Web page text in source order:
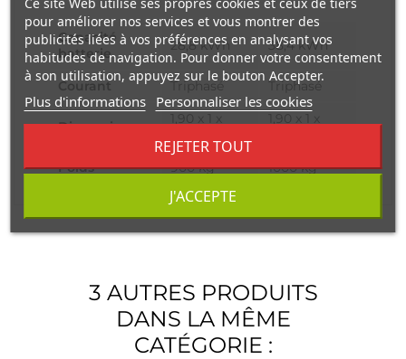
Capacité
batterie
28,8 kWh 38,4 kWh
Courant Triphasé Triphasé
Dimensions
1,90 x 1 x
1,90 x 1 x
Poids
900 kg 1000 kg
3 AUTRES PRODUITS
DANS LA MÊME
CATÉGORIE :
pour améliorer nos services et vous montrer des
publicités liées à vos préférences en analysant vos
habitudes de navigation. Pour donner votre consentement
à son utilisation, appuyez sur le bouton Accepter.
Plus d'informations Personnaliser les cookies
REJETER TOUT
J'ACCEPTE